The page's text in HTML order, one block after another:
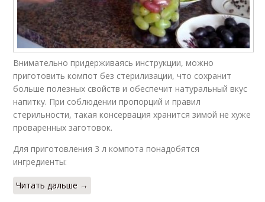
Внимательно придерживаясь инструкции, можно
приготовить компот без стерилизации, что сохранит
больше полезных свойств и обеспечит натуральный вкус
напитку. При соблюдении пропорций и правил
стерильности, такая консервация хранится зимой не хуже
проваренных заготовок.
Для приготовления 3 л компота понадобятся
ингредиенты:
Читать дальше →